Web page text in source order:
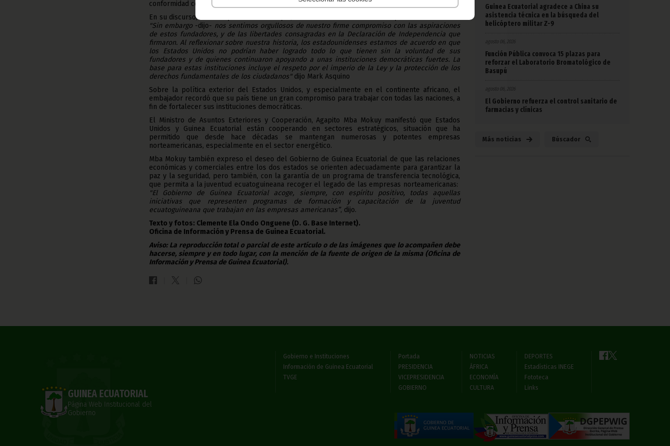
conformidad con las libertades universales.
En su discurso, Mark Asquino manifestó que, desde entonces el camino del país no ha sido fácil:
"Sin embargo -dijo- nos sentimos orgullosos de nuestro firme compromiso con las aspiraciones
de estos fundadores, y de las libertades consagradas en la Declaración de Independencia que
firmaron. Al reflexionar sobre nuestra historia, los estadounidenses estamos de acuerdo en que
los Estados Unidos no podrían haber logrado todo lo que tienen sin la voluntad de sus
fundadores y de quienes continuaron apoyando a unas instituciones democráticas fuertes. La
base para estas instituciones incluye el respeto por el imperio de la Ley y la protección de los
derechos fundamentales de los ciudadanos" dijo Mark Asquino
Sobre la política exterior del Estados Unidos, y especialmente en el continente africano, el
embajador recordó que su país tiene un gran compromiso para trabajar con todas las naciones, a
fin de fortalecer sus instituciones democráticas.
El Ministro de Asuntos Exteriores y Cooperación, Agapito Mba Mokuy manifestó que Estados
Unidos y Guinea Ecuatorial están cooperando en sectores estratégicos, situación que ha
permitido que desde hace décadas se mantengan numerosas y potentes empresas
norteamericanas, especialmente en el sector energético.
Mba Mokuy también expreso el deseo del Gobierno de Guinea Ecuatorial de que las relaciones
económicas y comerciales entre los dos estados se orienten adecuadamente para garantizar la
paz y la seguridad, pero también, con la garantía de un programa de transferencia tecnológica,
que permita a la juventud ecuatoguineana recoger el legado de las empresas norteamericanas:
"El Gobierno de Guinea Ecuatorial acoge, siempre, con espíritu positivo, todas aquellas
iniciativas que representen programas de formación y capacitación de la juventud
ecuatoguineana que trabajan en las empresas americanas”, dijo.
Texto y fotos: Clemente Ela Ondo Onguene (D. G. Base Internet).
Oficina de Información y Prensa de Guinea Ecuatorial.
Aviso: La reproducción total o parcial de este artículo o de las imágenes que lo acompañen debe
hacerse, siempre y en todo lugar, con la mención de la fuente de origen de la misma (Oficina de
Información y Prensa de Guinea Ecuatorial).
Guinea Ecuatorial agradece a China su
asistencia técnica en la búsqueda del
helicóptero militar Z-9
agosto 06, 2026
Función Pública convoca 15 plazas para
reforzar el Laboratorio Bromatológico de
Basupú
agosto 06, 2026
El Gobierno refuerza el control sanitario de
farmacias y clínicas
Más noticias Búscador
GUINEA ECUATORIAL
Página Web Institucional del
Gobierno
Gobierno e Instituciones
Información de Guinea Ecuatorial
TVGE
Portada
PRESIDENCIA
VICEPRESIDENCIA
GOBIERNO
NOTICIAS
ÁFRICA
ECONOMÍA
CULTURA
DEPORTES
Estadísticas INEGE
Fototeca
Links